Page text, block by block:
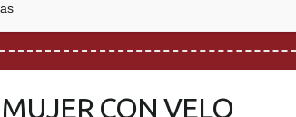
CON VELO